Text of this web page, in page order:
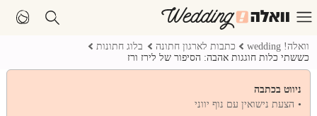
וואלה! wedding כתבות לארגון חתונה
בלוג חתונות
כששתי כלות חוגגות אהבה: הסיפור של לירז ורז
ניווט בכתבה
הצעת נישואין עם נוף יווני